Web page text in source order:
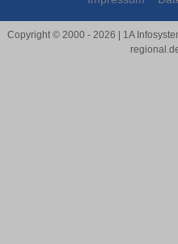
Copyright © 2000 - 2026 | 1A